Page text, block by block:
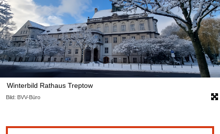
Winterbild Rathaus Treptow
Bild: BVV-Büro